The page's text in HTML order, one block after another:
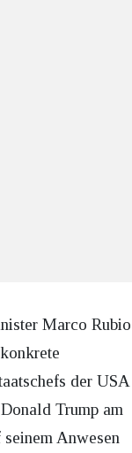
Marco Rubio
der USA
Trump am
Anwesen